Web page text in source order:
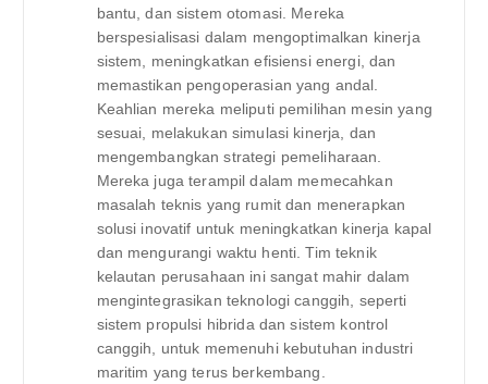
bantu, dan sistem otomasi. Mereka
berspesialisasi dalam mengoptimalkan kinerja
sistem, meningkatkan efisiensi energi, dan
memastikan pengoperasian yang andal.
Keahlian mereka meliputi pemilihan mesin yang
sesuai, melakukan simulasi kinerja, dan
mengembangkan strategi pemeliharaan.
Mereka juga terampil dalam memecahkan
masalah teknis yang rumit dan menerapkan
solusi inovatif untuk meningkatkan kinerja kapal
dan mengurangi waktu henti. Tim teknik
kelautan perusahaan ini sangat mahir dalam
mengintegrasikan teknologi canggih, seperti
sistem propulsi hibrida dan sistem kontrol
canggih, untuk memenuhi kebutuhan industri
maritim yang terus berkembang.